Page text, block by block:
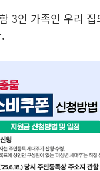
3인 가족인 우리